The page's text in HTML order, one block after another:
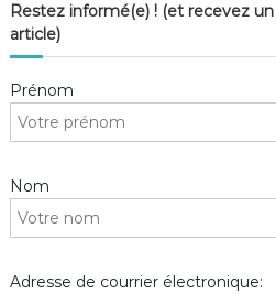
Restez informé(e) ! (et recevez
article)
Prénom
Nom
Adresse de courrier électronique: